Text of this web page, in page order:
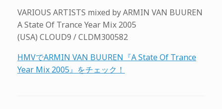
VARIOUS ARTISTS mixed by ARMIN VAN BUUREN
A State Of Trance Year Mix 2005
(USA) CLOUD9 / CLDM300582
HMVでARMIN VAN BUUREN『A State Of Trance
Year Mix 2005』をチェック！